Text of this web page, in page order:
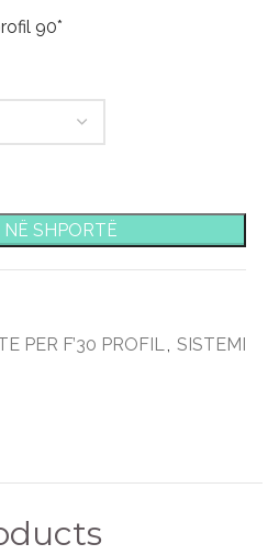
90*
SHPORTË
PER F’30 PROFIL
SISTEMI